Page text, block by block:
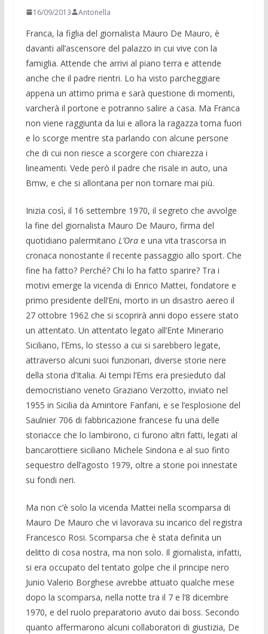
16/09/2013 Antonella
Franca, la figlia del giornalista Mauro De Mauro, è
davanti all’ascensore del palazzo in cui vive con la
famiglia. Attende che arrivi al piano terra e attende
anche che il padre rientri. Lo ha visto parcheggiare
appena un attimo prima e sarà questione di momenti,
varcherà il portone e potranno salire a casa. Ma Franca
non viene raggiunta da lui e allora la ragazza torna fuori
e lo scorge mentre sta parlando con alcune persone
che di cui non riesce a scorgere con chiarezza i
lineamenti. Vede però il padre che risale in auto, una
Bmw, e che si allontana per non tornare mai più.
Inizia così, il 16 settembre 1970, il segreto che avvolge
la fine del giornalista Mauro De Mauro, firma del
quotidiano palermitano L’Orae una vita trascorsa in
cronaca nonostante il recente passaggio allo sport. Che
fine ha fatto? Perché? Chi lo ha fatto sparire? Tra i
motivi emerge la vicenda di Enrico Mattei, fondatore e
primo presidente dell’Eni, morto in un disastro aereo il
27 ottobre 1962 che si scoprirà anni dopo essere stato
un attentato. Un attentato legato all’Ente Minerario
Siciliano, l’Ems, lo stesso a cui si sarebbero legate,
attraverso alcuni suoi funzionari, diverse storie nere
della storia d’Italia. Ai tempi l’Ems era presieduto dal
democristiano veneto Graziano Verzotto, inviato nel
1955 in Sicilia da Amintore Fanfani, e se l’esplosione del
Saulnier 706 di fabbricazione francese fu una delle
storiacce che lo lambirono, ci furono altri fatti, legati al
bancarottiere siciliano Michele Sindona e al suo finto
sequestro dell’agosto 1979, oltre a storie poi innestate
su fondi neri.
Ma non c’è solo la vicenda Mattei nella scomparsa di
Mauro De Mauro che vi lavorava su incarico del registra
Francesco Rosi. Scomparsa che è stata definita un
delitto di cosa nostra, ma non solo. Il giornalista, infatti,
si era occupato del tentato golpe che il principe nero
Junio Valerio Borghese avrebbe attuato qualche mese
dopo la scomparsa, nella notte tra il 7 e l’8 dicembre
1970, e del ruolo preparatorio avuto dai boss. Secondo
quanto affermarono alcuni collaboratori di giustizia, De